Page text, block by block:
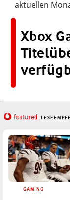
aktuellen
Xbox
featured
GAMING